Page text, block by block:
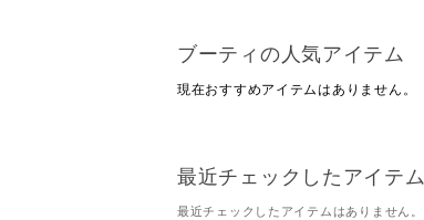
ブーティの人気アイテム
現在おすすめアイテムはありません。
最近チェックしたアイテム
最近チェックしたアイテムはありません。